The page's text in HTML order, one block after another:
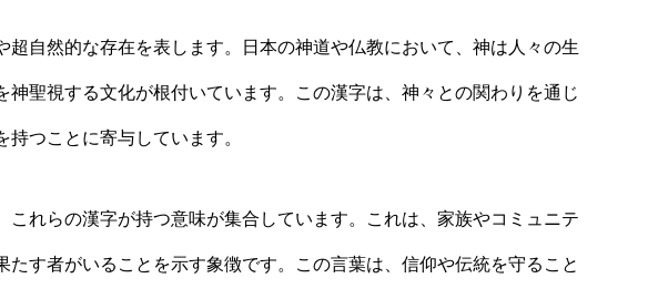
超自然的な存在を表します。日本の神道や仏教において、神は人々の生
聖視する文化が根付いています。この漢字は、神々との関わりを通じ
つことに寄与しています。
これらの漢字が持つ意味が集合しています。これは、家族やコミュニテ
たす者がいることを示す象徴です。この言葉は、信仰や伝統を守ること